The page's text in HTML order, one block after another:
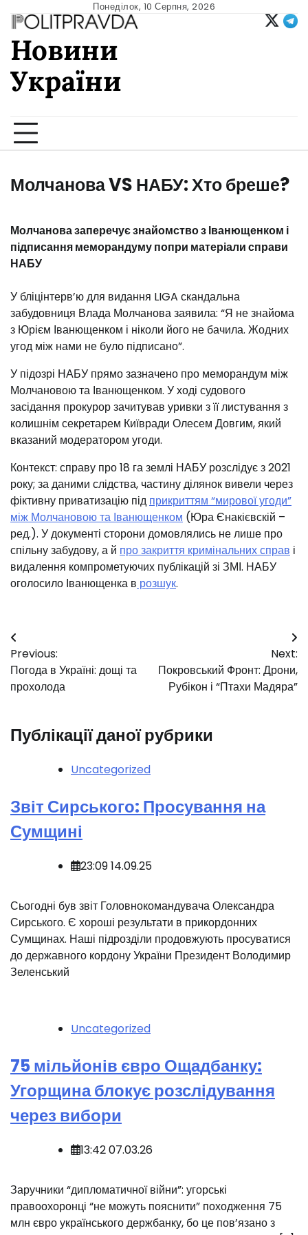
content
Понеділок, 10 Серпня, 2026
Новини
України
Молчанова VS НАБУ: Хто бреше?
Молчанова заперечує знайомство з Іванющенком і
підписання меморандуму попри матеріали справи
НАБУ
У бліцінтерв’ю для видання LIGA скандальна
забудовниця Влада Молчанова заявила: “Я не знайома
з Юрієм Іванющенком і ніколи його не бачила. Жодних
угод між нами не було підписано”.
У підозрі НАБУ прямо зазначено про меморандум між
Молчановою та Іванющенком. У ході судового
засідання прокурор зачитував уривки з її листування з
колишнім секретарем Київради Олесем Довгим, який
вказаний модератором угоди.
Контекст: справу про 18 га землі НАБУ розслідує з 2021
року; за даними слідства, частину ділянок вивели через
фіктивну приватизацію під прикриттям “мирової угоди”
між Молчановою та Іванющенком (Юра Єнакієвскій –
ред.). У документі сторони домовлялись не лише про
спільну забудову, а й про закриття кримінальних справ і
видалення компрометуючих публікацій зі ЗМІ. НАБУ
оголосило Іванющенка в розшук.
Навігація
записів
Previous:
Погода в Україні: дощі та
прохолода
Next:
Покровський Фронт: Дрони,
Рубікон і “Птахи Мадяра”
Публікації даної рубрики
Uncategorized
Звіт Сирського: Просування на
Сумщині
23:09 14.09.25
Сьогодні був звіт Головнокомандувача Олександра
Сирського. Є хороші результати в прикордонних
Сумщинах. Наші підрозділи продовжують просуватися
до державного кордону України Президент Володимир
Зеленський
Uncategorized
75 мільйонів євро Ощадбанку:
Угорщина блокує розслідування
через вибори
13:42 07.03.26
️‍️Заручники “дипломатичної війни”: угорські
правоохоронці “не можуть пояснити” походження 75
млн євро українського держбанку, бо це пов’язано з